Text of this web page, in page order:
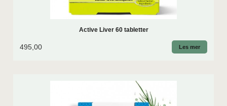
Active Liver 60 tabletter
495,00 Les mer